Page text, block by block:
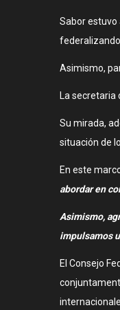
Sabor estuvo
federalizando
Asimismo,
La secretaria
Su mirada,
situación de
En este
abordar en
Asimismo,
impulsamos
El Consejo